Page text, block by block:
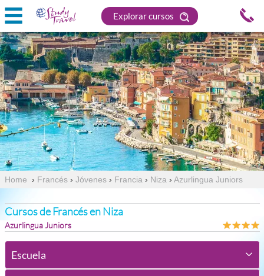
Explorar cursos
Home › Francés › Jóvenes › Francia › Niza › Azurlingua Juniors
Cursos de Francés en Niza
Azurlingua Juniors
Escuela